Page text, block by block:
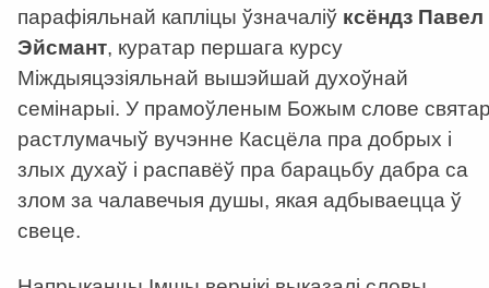
парафіяльнай капліцы ўзначаліў ксёндз Павел
Эйсмант, куратар першага курсу
Міждыяцэзіяльнай вышэйшай духоўнай
семінарыі. У прамоўленым Божым слове
растлумачыў вучэнне Касцёла пра добрых і
злых духаў і распавёў пра барацьбу дабра са
злом за чалавечыя душы, якая адбываецца ў
свеце.